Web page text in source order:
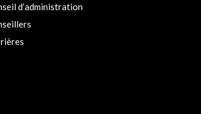
d’administration